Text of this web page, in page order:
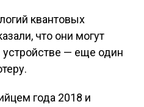
квантовых
что они могут
устройстве — еще один
года 2018 и